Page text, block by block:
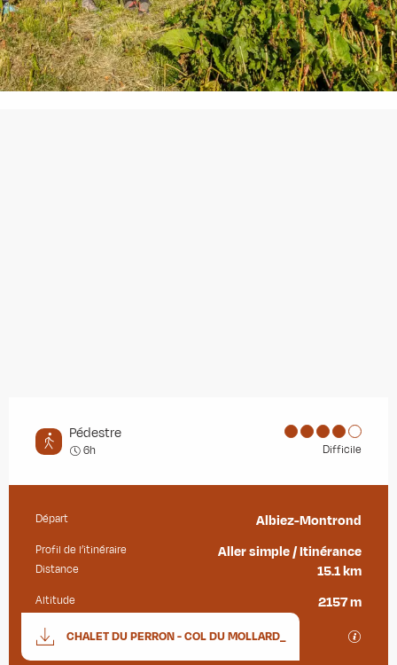
Pédestre
6h Difficile
Informations pratiques
Départ Albiez-Montrond
Profil de l’itinéraire Aller simple / Itinérance
Distance 15.1 km
Altitude 2157 m
Documentation
CHALET DU PERRON - COL DU MOLLARD_